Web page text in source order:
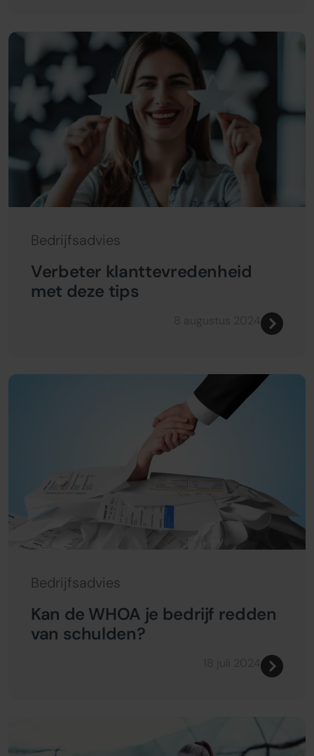
Bedrijfsadvies
Verbeter klanttevredenheid
met deze tips
Bedrijfsadvies
Kan de WHOA je bedrijf redden
van schulden?